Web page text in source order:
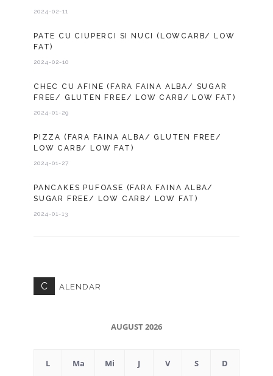
2024-02-11
PATE CU CIUPERCI SI NUCI (LOWCARB/ LOW
FAT)
2024-02-10
CHEC CU AFINE (FARA FAINA ALBA/ SUGAR
FREE/ GLUTEN FREE/ LOW CARB/ LOW FAT)
2024-01-29
PIZZA (FARA FAINA ALBA/ GLUTEN FREE/
LOW CARB/ LOW FAT)
2024-01-27
PANCAKES PUFOASE (FARA FAINA ALBA/
SUGAR FREE/ LOW CARB/ LOW FAT)
2024-01-13
C ALENDAR
AUGUST 2026
L Ma Mi J V S D